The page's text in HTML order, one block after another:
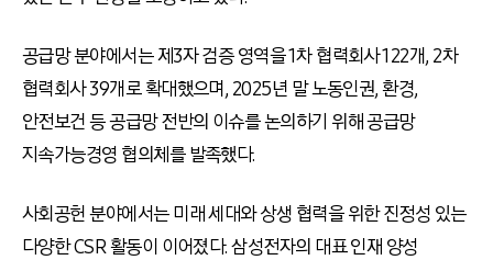
공급망 분야에서는 제3자 검증 영역을 1차 협력회사 122개, 2차
협력회사 39개로 확대했으며, 2025년 말 노동인권, 환경,
안전보건 등 공급망 전반의 이슈를 논의하기 위해 공급망
지속가능경영 협의체를 발족했다.
사회공헌 분야에서는 미래 세대와 상생 협력을 위한 진정성 있는
다양한 CSR 활동이 이어졌다. 삼성전자의 대표 인재 양성